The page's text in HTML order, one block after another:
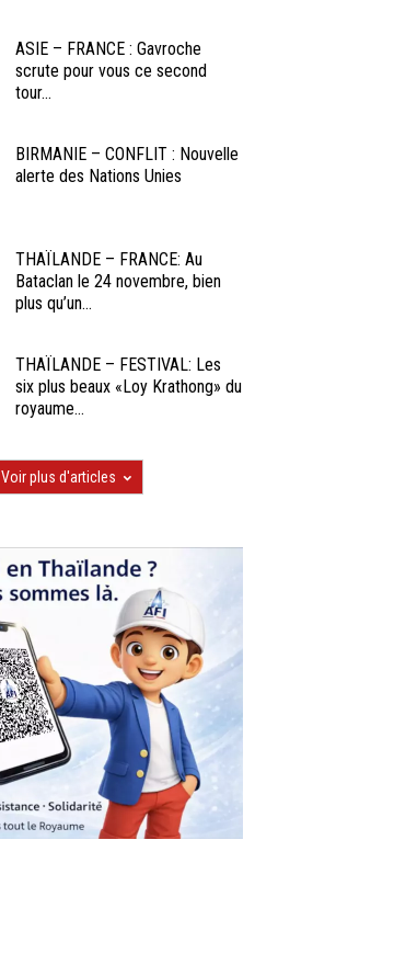
ASIE – FRANCE : Gavroche
scrute pour vous ce second
tour...
BIRMANIE – CONFLIT : Nouvelle
alerte des Nations Unies
THAÏLANDE – FRANCE: Au
Bataclan le 24 novembre, bien
plus qu’un...
THAÏLANDE – FESTIVAL: Les
six plus beaux «Loy Krathong» du
royaume...
Voir plus d'articles